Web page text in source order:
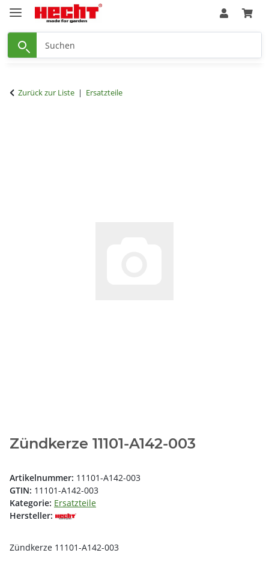
Zurück zur Liste Ersatzteile
Zündkerze 11101-A142-003
Artikelnummer: 11101-A142-003
GTIN: 11101-A142-003
Kategorie: Ersatzteile
Hersteller:
Zündkerze 11101-A142-003